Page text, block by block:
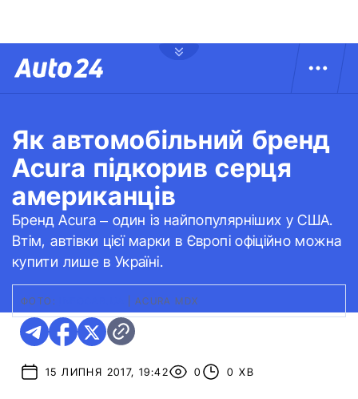
Як автомобільний бренд
Acura підкорив серця
американців
Бренд Acura – один із найпопулярніших у США.
Втім, автівки цієї марки в Європі офіційно можна
купити лише в Україні.
ФОТО: ACURA MDX
15 ЛИПНЯ 2017, 19:42 0 0 ХВ